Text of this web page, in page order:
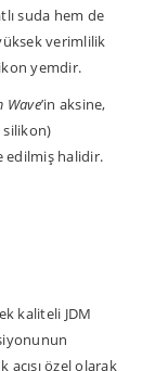
suda hem de
verimlilik
yemdir.
Wave’in aksine,
edilmiş halidir.
kaliteli JDM
açısı özel olarak